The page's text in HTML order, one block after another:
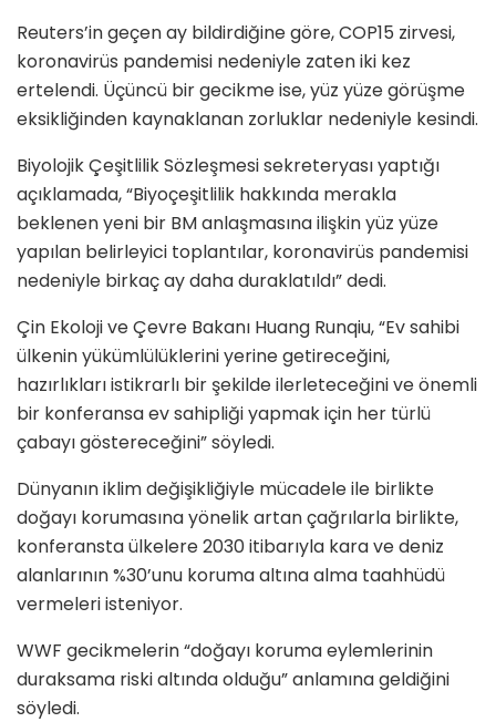
Reuters’in geçen ay bildirdiğine göre, COP15 zirvesi,
koronavirüs pandemisi nedeniyle zaten iki kez
ertelendi. Üçüncü bir gecikme ise, yüz yüze görüşme
eksikliğinden kaynaklanan zorluklar nedeniyle kesindi.
Biyolojik Çeşitlilik Sözleşmesi sekreteryası yaptığı
açıklamada, “Biyoçeşitlilik hakkında merakla
beklenen yeni bir BM anlaşmasına ilişkin yüz yüze
yapılan belirleyici toplantılar, koronavirüs pandemisi
nedeniyle birkaç ay daha duraklatıldı” dedi.
Çin Ekoloji ve Çevre Bakanı Huang Runqiu, “Ev sahibi
ülkenin yükümlülüklerini yerine getireceğini,
hazırlıkları istikrarlı bir şekilde ilerleteceğini ve önemli
bir konferansa ev sahipliği yapmak için her türlü
çabayı göstereceğini” söyledi.
Dünyanın iklim değişikliğiyle mücadele ile birlikte
doğayı korumasına yönelik artan çağrılarla birlikte,
konferansta ülkelere 2030 itibarıyla kara ve deniz
alanlarının %30’unu koruma altına alma taahhüdü
vermeleri isteniyor.
WWF gecikmelerin “doğayı koruma eylemlerinin
duraksama riski altında olduğu” anlamına geldiğini
söyledi.